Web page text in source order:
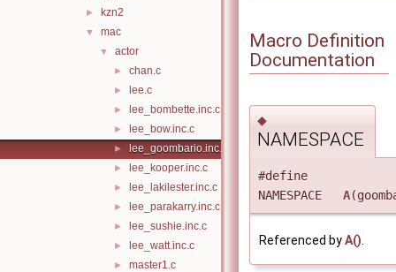
► kzn2
▼ mac
▼ actor
► chan.c
► lee.c
► lee_bombette.inc.c
► lee_bow.inc.c
► lee_goombario.inc.c
► lee_kooper.inc.c
► lee_lakilester.inc.c
► lee_parakarry.inc.c
► lee_sushie.inc.c
► lee_watt.inc.c
► master1.c
Macro Definition
Documentation
◆
NAMESPACE
#define
NAMESPACE A
Referenced byA()